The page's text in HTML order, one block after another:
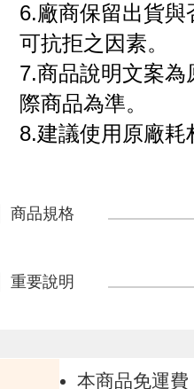
6.廠商保留出貨
可抗拒之因素。
7.商品說明文案
際商品為準。
8.建議使用原廠
商品規格
重要說明
本商品免運